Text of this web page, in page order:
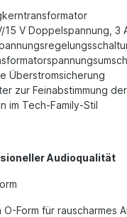
V Doppelspannung, 3
Überstromsicherung
zur Feinabstimmung
im Tech-Family-Stil
Audioqualität
Form für rauscharmes